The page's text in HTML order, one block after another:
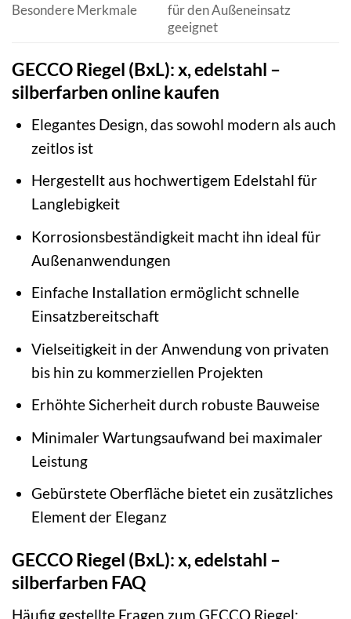
Besondere Merkmale
für den Außeneinsatz
geeignet
GECCO Riegel (BxL): x, edelstahl –
silberfarben online kaufen
Elegantes Design, das sowohl modern als auch
zeitlos ist
Hergestellt aus hochwertigem Edelstahl für
Langlebigkeit
Korrosionsbeständigkeit macht ihn ideal für
Außenanwendungen
Einfache Installation ermöglicht schnelle
Einsatzbereitschaft
Vielseitigkeit in der Anwendung von privaten
bis hin zu kommerziellen Projekten
Erhöhte Sicherheit durch robuste Bauweise
Minimaler Wartungsaufwand bei maximaler
Leistung
Gebürstete Oberfläche bietet ein zusätzliches
Element der Eleganz
GECCO Riegel (BxL): x, edelstahl –
silberfarben FAQ
Häufig gestellte Fragen zum GECCO Riegel: